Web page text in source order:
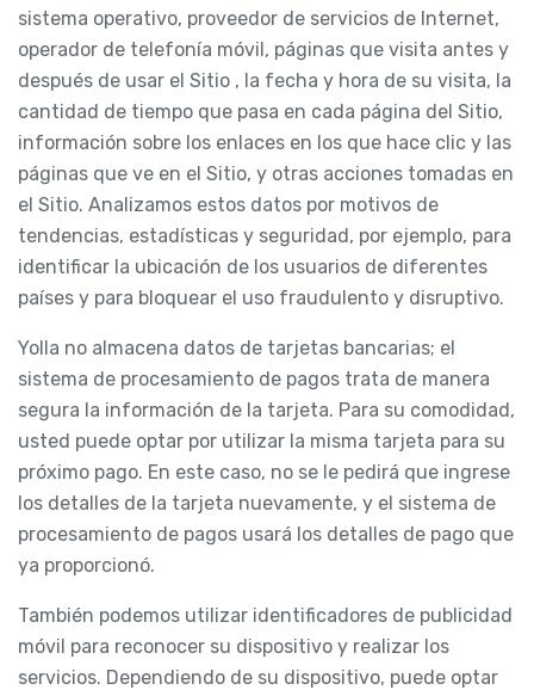
sistema operativo, proveedor de servicios de Internet,
operador de telefonía móvil, páginas que visita antes y
después de usar el Sitio , la fecha y hora de su visita, la
cantidad de tiempo que pasa en cada página del Sitio,
información sobre los enlaces en los que hace clic y las
páginas que ve en el Sitio, y otras acciones tomadas en
el Sitio. Analizamos estos datos por motivos de
tendencias, estadísticas y seguridad, por ejemplo, para
identificar la ubicación de los usuarios de diferentes
países y para bloquear el uso fraudulento y disruptivo.
Yolla no almacena datos de tarjetas bancarias; el
sistema de procesamiento de pagos trata de manera
segura la información de la tarjeta. Para su comodidad,
usted puede optar por utilizar la misma tarjeta para su
próximo pago. En este caso, no se le pedirá que ingrese
los detalles de la tarjeta nuevamente, y el sistema de
procesamiento de pagos usará los detalles de pago que
ya proporcionó.
También podemos utilizar identificadores de publicidad
móvil para reconocer su dispositivo y realizar los
servicios. Dependiendo de su dispositivo, puede optar